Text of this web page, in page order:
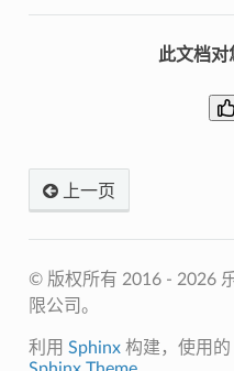
此文档对
上一页
© 版权所有 2016 - 2026
限公司。
利用 Sphinx构建，使用的